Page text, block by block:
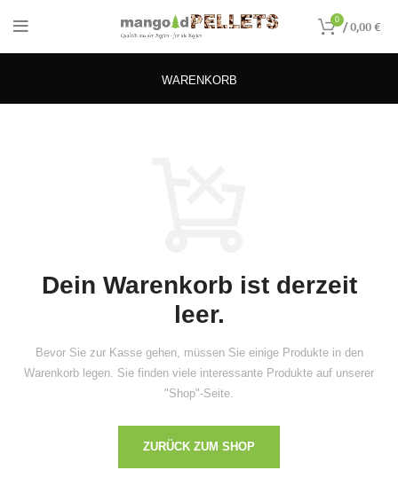
0 /0,00€
WARENKORB
Dein Warenkorb ist derzeit
leer.
Bevor Sie zur Kasse gehen, müssen Sie einige Produkte in den
Warenkorb legen. Sie finden viele interessante Produkte auf unserer
"Shop"-Seite.
ZURÜCK ZUM SHOP